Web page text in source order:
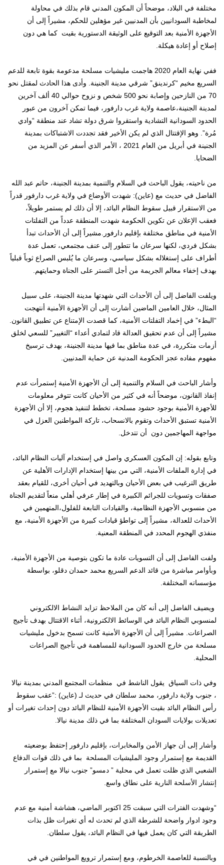
مختلفة في البلاد، موضحاً أن المكون المدني قام بذلك في محاولة
لمخاطبة السودانيين بأن المدنيين غير مؤهلين للحكم، مشيراً إلى أن
الأجهزة الأمنية بعد التوقيع على الوثيقة الدستورية بقيت كما هي دون
إصلاح أو إعادة هيكلة.
ففي نهاية العام 2020 هاجمت مليشيات مسلحة مدعومة بقوة تابعة للدعم
السريع مخيم “كرندينق” شرقي مدينة الجنينة. وأدى هذا الحادث لمقتل نحو
70 من النازحين وإصابة نحو 500 شخص و نزوح حوالي 40 ألف آخرين
لمدينة الجنينة،عاصمة ولاية غرب دارفور، فيما تمكن آخرون من عبور
الحدود السودانية التشادية واستقروا شرق دولة تشاد عند منطقة “وادي
مُرة”. وهو الإقتتال الذي لم يكن الأخير فقد تجددت الاشتباكات بمدينة
الجنينة في أبريل من العام 2021 ، الأمر الذي أسفر عن المزيد من
الضحايا.
من ناحيته، يقول الباحث في السلام والتنمية بمدينة الجنينة، حاتم عبد الله
الفاضل في حديث مع (عاين): شهدت الأوضاع في ولاية غرب دارفور قدراً
من الاستقرار قبيل سقوط النظام البائد، إلا أن ذلك لم يستمر طويلاً،
فعقب الإعلان عن تكوين الحكومة شهدت المنطقة عدداً من التفلتات
الأمنية في مناطق مختلفة بإقليم دارفور.مشيراً إلى أن الأحداث تبدأ
بشكل فردي، لكنها سرعان ما تتطور إلى عنف مجتمعي، تعمل عدة
أطراف على إستغلاله بشكل سياسي، وسرعان ما يُلبس الصراع ثوباً قبلياً
بهدف إخفاء معالم الجريمة من أجل التستر على الجناة وحمايتهم.
ويلفت الفاضل إلى أن الأحداث التي شهدتها مدينة الجنينة، على سبيل
المثال، خلال العامين الماضين أشارت إلى أن الأجهزة الأمنية أنتهجت
“البطء” في إخماد التفلتات الأمنية، كما قصدت الإمتناع عن تطبيق القانون.
مشيراً إلى أن عدم تحقيق العدالة قاد لتمادي أعداء “التغيير” للسعي لخلق
أزمات متكررة، في عدة مناطق بما فيها مدينة الجنينة، بهدف ترسيخ
مفهوم مفاده عجز الحكومة المدنية عن حماية المدنيين.
وأشار الباحث في السلام والتنمية إلى أن الأجهزة الأمنية إستمرأت عدم
إنفاذ القانون، موضحاً أنه في كثير من الأحيان كانت تتوفر معلومات
للأجهزة الأمنية بوجود حشود مسلحة، تخطط لتنفيذ هجوم، إلا أن الأجهزة
الأمنية تستبق الأحداث وتقوم بالانسحاب، تاركة المواطنين العزل في
مواجهة المهاجمين دون أن تتدخل.
وتابع بقوله: إن المكون العسكري واصل في إستخدام آليات النظام البائد،
في إدارة الملفات الأمنية، التي من بينها إستخدام الإدارات الأهلية عن
طريق الترغيب في بعض الأحيان وبالتهديد في أحيان أخرى، للقيام بعقد
صفقات وتسويات للجرائم الكبيرة في إطار عرفي أهلي منعاً لتقديم الجناة
من منسوبي الأجهزة النظامية، والقيادات التابعة للفلول،المتهمين في
الأحداث للعدالة، مشيراً إلى تواطؤ قيادات كبيرة من الأجهزة الأمنية، مع
منفذي الهجوم المحدد في المنطقة المعنية.
ولفت الفاضل إلى أن التسويات عادة ما تكون بتوصية من الأجهزة الأمنية،
وبأوامر مباشرة من قائد الدعم السريع محمد حمدان دقلو، بواسطة
مؤسساته المختلفة.
ويضيف الفاضل إلى أنه كان من الملاحظ تزايد النشاط الالكتروني
لمنسوبي النظام البائد في الوسائط الالكترونية، أثناء الاقتتال بهدف تأجيج
الصراعات. مشيراً إلى أن الأجهزة الأمنية كانت تسمح بدخول مليشيات
مسلحة من خارج الحدود السودانية للمساهمة في تأجيج الصراعات
المحلية.
وفي ذات السياق يقول الناشط في منظمات المجتمع المدني بمدينة نيالا
، جنوب ولاية دارفور، محمد سلطان في حديث لـ (عاين) :”عقب سقوط
رأس النظام البائد بقيت الأجهزة الأمنية للنظام البائد دون إحداث تغيرات أو
تعديلات بولايات السودان المختلفة بما في ذلك مدينة نيالا.
وأشار إلى أن جهاز الأمن والمخابرات، بإقليم دارفور إحتفظ بوضعيته
القديمة مع إستمرار وجود المليشيات المسلحة بما في ذلك قوات الدفاع
الشعبي الذي ظلت تعمل في محلية ” دمسو” جنوب نيالا مع إستمرار
إنتشار الأسلحة النارية على نطاق واسع.
“وشهدت الفترات التي سبقت 25 اكتوبر الماضي، هشاشة أمنية مع عدم
وجود ادوار واضحة للشرطة الذي لم تحدث له أي تغيرات ظل بذات
الطريقة التي كان يعمل فيها في النظام البائد، يقول سلطان.
وبالنسبة للعاصمة الخرطوم، ومع إستمرار ترويع المواطنين في في